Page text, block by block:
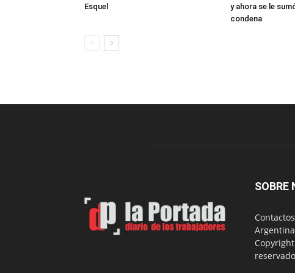
Esquel
y ahora se le
condena
SOBRE